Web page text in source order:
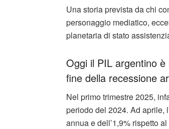
Una storia prevista da chi
personaggio mediatico,
planetaria di stato
Oggi il PIL argentino
fine della recessione
Nel primo trimestre 2025,
periodo del 2024. Ad aprile,
annua e dell’1,9% rispetto